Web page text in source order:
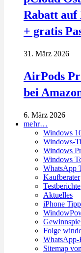
Rabatt
+ gratis
31. März 2026
AirPods
bei
6. März 2026
mehr…
Windows
Windows-
Windows
Windows
WhatsApp
Kaufberater
Testberichte
Aktuelles
iPhone
Folge
WhatsApp-
Sitemap